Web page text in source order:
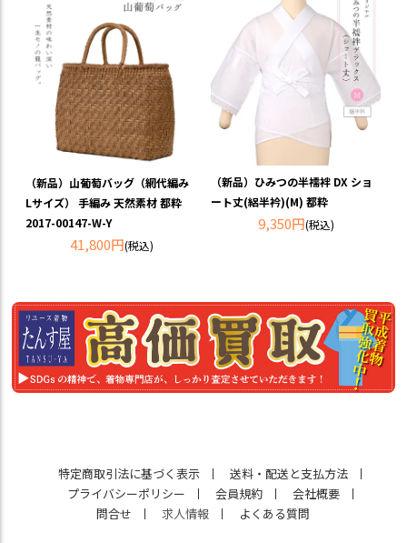
（新品）山葡萄バッグ（網代編み
Lサイズ） 手編み 天然素材 都粋
2017-00147-W-Y
41,800円(税込)
（新品）ひみつの半襦袢 DX ショ
ート丈(絽半衿)(M) 都粋
9,350円(税込)
特定商取引法に基づく表示
送料・配送と支払方法
プライバシーポリシー
会員規約
会社概要
問合せ
求人情報 よくある質問